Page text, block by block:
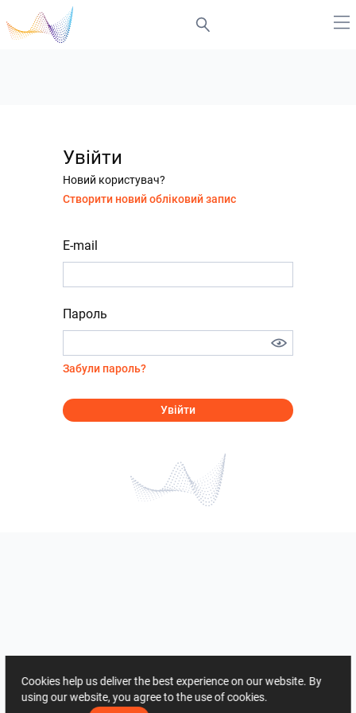
Увійти
Новий користувач?
Створити новий обліковий запис
E-mail
Пароль
Забули пароль?
Увійти
Cookies help us deliver the best experience on our website. By
using our website, you agree to the use of cookies.